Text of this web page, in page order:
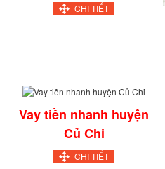
CHI TIẾT
Vay tiền nhanh huyện
Củ Chi
CHI TIẾT